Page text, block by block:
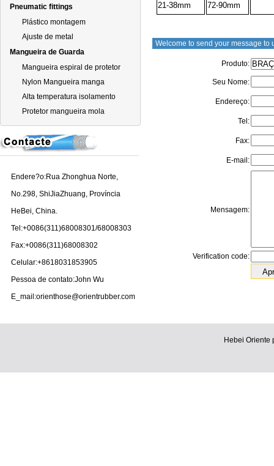
Pneumatic fittings
Plástico montagem
Ajuste de metal
Mangueira de Guarda
Mangueira espiral de protetor
Nylon Mangueira manga
Alta temperatura isolamento
manga de protecção
Protetor mangueira mola
Endere?o:Rua Zhonghua Norte,
No.298, ShiJiaZhuang, Província
HeBei, China.
Tel:+0086(311)68008301/68008303
Fax:+0086(311)68008302
Celular:+8618031853905
Pessoa de contato:John Wu
E_mail:orienthose@orientrubber.com
21-38mm 72-90mm
Welcome to send your message to
Produto:
Seu Nome:
Endereço:
Tel:
Fax:
E-mail:
Mensagem:
Verification code:
Hebei